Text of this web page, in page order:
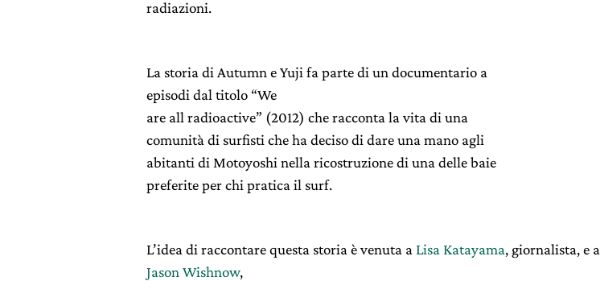
radiazioni.
La storia di Autumn e Yuji fa parte di un documentario a
episodi dal titolo “We
are all radioactive” (2012) che racconta la vita di una
comunità di surfisti che ha deciso di dare una mano agli
abitanti di Motoyoshi nella ricostruzione di una delle baie
preferite per chi pratica il surf.
L’idea di raccontare questa storia è venuta a Lisa Katayama, giornalista, e a
Jason Wishnow,